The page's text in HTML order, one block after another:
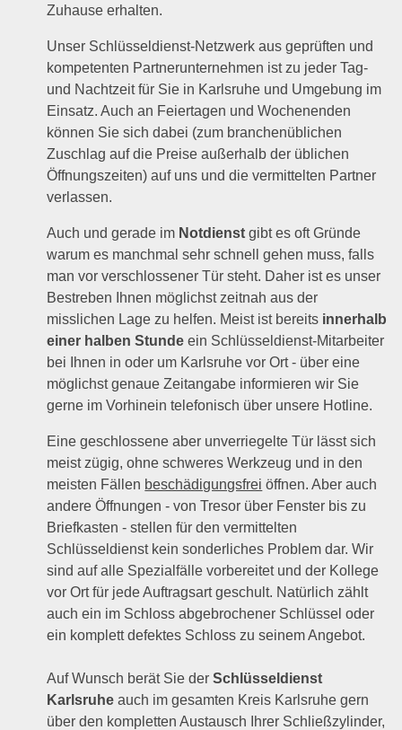
Zuhause erhalten.
Unser Schlüsseldienst-Netzwerk aus geprüften und
kompetenten Partnerunternehmen ist zu jeder Tag-
und Nachtzeit für Sie in Karlsruhe und Umgebung im
Einsatz. Auch an Feiertagen und Wochenenden
können Sie sich dabei (zum branchenüblichen
Zuschlag auf die Preise außerhalb der üblichen
Öffnungszeiten) auf uns und die vermittelten Partner
verlassen.
Auch und gerade im Notdienst gibt es oft Gründe
warum es manchmal sehr schnell gehen muss, falls
man vor verschlossener Tür steht. Daher ist es unser
Bestreben Ihnen möglichst zeitnah aus der
misslichen Lage zu helfen. Meist ist bereits innerhalb
einer halben Stunde ein Schlüsseldienst-Mitarbeiter
bei Ihnen in oder um Karlsruhe vor Ort - über eine
möglichst genaue Zeitangabe informieren wir Sie
gerne im Vorhinein telefonisch über unsere Hotline.
Eine geschlossene aber unverriegelte Tür lässt sich
meist zügig, ohne schweres Werkzeug und in den
meisten Fällen beschädigungsfrei öffnen. Aber auch
andere Öffnungen - von Tresor über Fenster bis zu
Briefkasten - stellen für den vermittelten
Schlüsseldienst kein sonderliches Problem dar. Wir
sind auf alle Spezialfälle vorbereitet und der Kollege
vor Ort für jede Auftragsart geschult. Natürlich zählt
auch ein im Schloss abgebrochener Schlüssel oder
ein komplett defektes Schloss zu seinem Angebot.
Auf Wunsch berät Sie derSchlüsseldienst
Karlsruhe auch im gesamten Kreis Karlsruhe gern
über den kompletten Austausch Ihrer Schließzylinder,